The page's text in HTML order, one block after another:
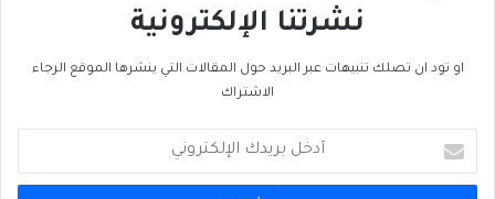
نشرتنا الإلكترونية
او تود ان تصلك تنبيهات عبر البريد حول المقالات التي ينشرها الموقع الرجاء
الاشتراك
بريدك
الإلكتروني